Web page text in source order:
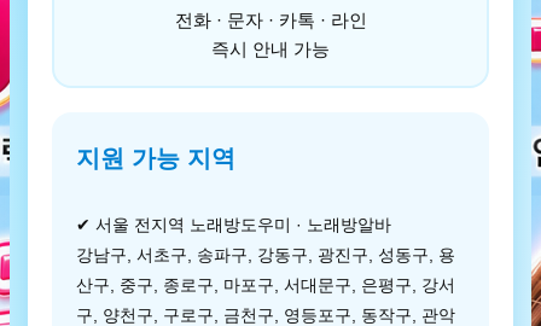
전화 · 문자 · 카톡 · 라인
즉시 안내 가능
지원 가능 지역
✔ 서울 전지역 노래방도우미 · 노래방알바
강남구, 서초구, 송파구, 강동구, 광진구, 성동구, 용
산구, 중구, 종로구, 마포구, 서대문구, 은평구, 강서
구, 양천구, 구로구, 금천구, 영등포구, 동작구, 관악